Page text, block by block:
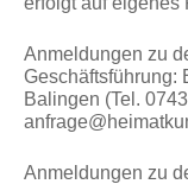
Anmeldungen zu
Geschäftsführung:
Balingen (Tel.
Anmeldungen zu